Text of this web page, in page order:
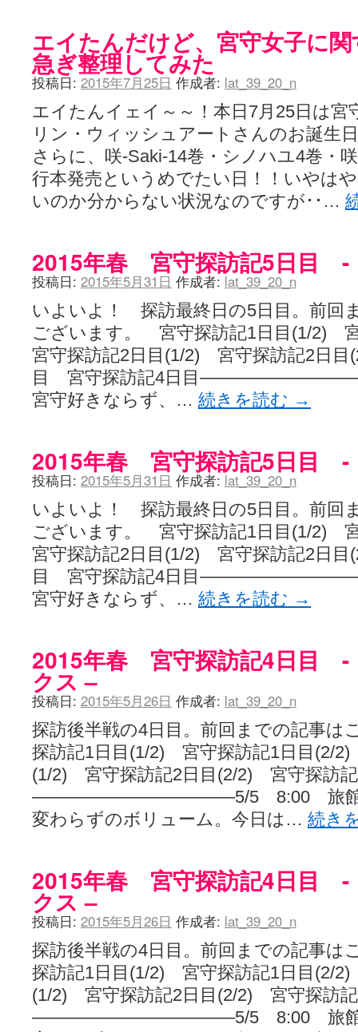
エイたんだけど、宮守女子に
急ぎ整理してみた
投稿日: 2015年7月25日 作成者: lat_39_20_n
エイたんイェイ～～！本日7月25日は宮
リン・ウィッシュアートさんのお誕生
さらに、咲-Saki-14巻・シノハユ4巻・
行本発売というめでたい日！！いやは
いのか分からない状況なのですが･･…
2015年春 宮守探訪記5日目 -
投稿日: 2015年5月31日 作成者: lat_39_20_n
いよいよ！ 探訪最終日の5日目。前回
ございます。 宮守探訪記1日目(1/2)
宮守探訪記2日目(1/2) 宮守探訪記2日
目 宮守探訪記4日目
宮守好きならず、… 続きを読む →
2015年春 宮守探訪記5日目 -
投稿日: 2015年5月31日 作成者: lat_39_20_n
いよいよ！ 探訪最終日の5日目。前回
ございます。 宮守探訪記1日目(1/2)
宮守探訪記2日目(1/2) 宮守探訪記2日
目 宮守探訪記4日目
宮守好きならず、… 続きを読む →
2015年春 宮守探訪記4日目 -
クス –
投稿日: 2015年5月26日 作成者: lat_39_20_n
探訪後半戦の4日目。前回までの記事
探訪記1日目(1/2) 宮守探訪記1日目(2/
(1/2) 宮守探訪記2日目(2/2) 宮守探訪
———————————–5/5 8:00 旅館で
変わらずのボリューム。今日は… 続き
2015年春 宮守探訪記4日目 -
クス –
投稿日: 2015年5月26日 作成者: lat_39_20_n
探訪後半戦の4日目。前回までの記事
探訪記1日目(1/2) 宮守探訪記1日目(2/
(1/2) 宮守探訪記2日目(2/2) 宮守探訪
———————————–5/5 8:00 旅館で